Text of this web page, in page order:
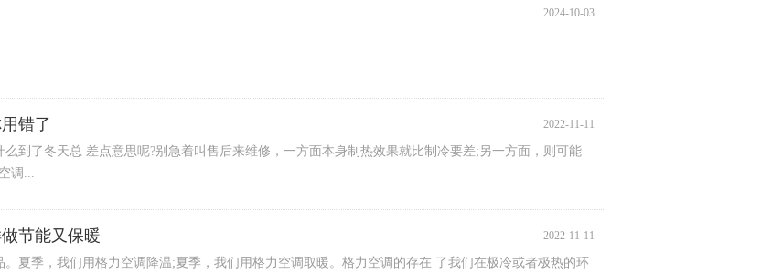
2024-10-03
2022-11-11
错了
到了冬天总 差点意思呢?别急着叫售后来维修，一方面本身制热效果就比制冷要差;另一方面，则可能
调...
2022-11-11
节能又保暖
夏季，我们用格力空调降温;夏季，我们用格力空调取暖。格力空调的存在 了我们在极冷或者极热的环